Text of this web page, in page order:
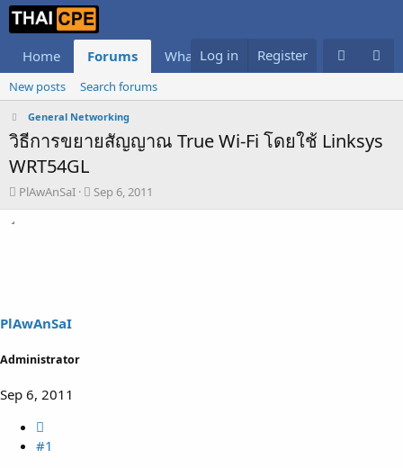
Home Forums What's new Members
Log in Register
New posts Search forums
General Networking
วิธีการขยายสัญญาณ True Wi-Fi โดยใช้ Linksys
WRT54GL
T
h
a
e
PlAwAnSaI
S
t
Sep 6, 2011
PlAwAnSaI
Administrator
Sep 6, 2011
#1